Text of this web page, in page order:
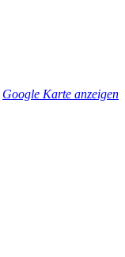
Google Karte anzeigen